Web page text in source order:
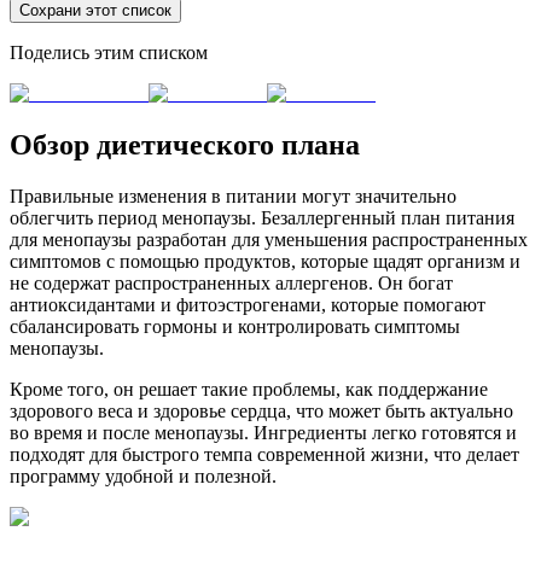
Сохрани этот список
Поделись этим списком
Обзор диетического плана
Правильные изменения в питании могут значительно
облегчить период менопаузы. Безаллергенный план питания
для менопаузы разработан для уменьшения распространенных
симптомов с помощью продуктов, которые щадят организм и
не содержат распространенных аллергенов. Он богат
антиоксидантами и фитоэстрогенами, которые помогают
сбалансировать гормоны и контролировать симптомы
менопаузы.
Кроме того, он решает такие проблемы, как поддержание
здорового веса и здоровье сердца, что может быть актуально
во время и после менопаузы. Ингредиенты легко готовятся и
подходят для быстрого темпа современной жизни, что делает
программу удобной и полезной.